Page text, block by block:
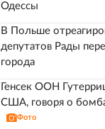
Одессы
В Польше
депутатов Рады
города
Генсек ООН
США, говоря о
Фото